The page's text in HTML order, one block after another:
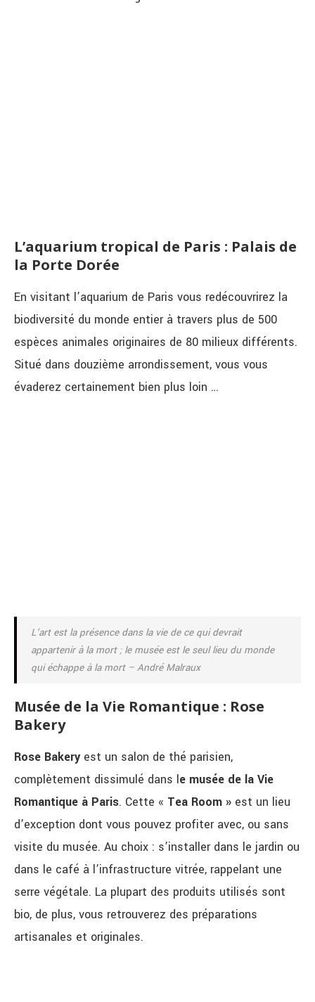
L’aquarium tropical de Paris : Palais de
la Porte Dorée
En visitant l’aquarium de Paris vous redécouvrirez la
biodiversité du monde entier à travers plus de 500
espèces animales originaires de 80 milieux différents.
Situé dans douzième arrondissement, vous vous
évaderez certainement bien plus loin …
L’art est la présence dans la vie de ce qui devrait
appartenir à la mort ; le musée est le seul lieu du monde
qui échappe à la mort – André Malraux
Musée de la Vie Romantique : Rose
Bakery
Rose Bakery est un salon de thé parisien,
complètement dissimulé dans le musée de la Vie
Romantique à Paris. Cette « Tea Room » est un lieu
d’exception dont vous pouvez profiter avec, ou sans
visite du musée. Au choix : s’installer dans le jardin ou
dans le café à l’infrastructure vitrée, rappelant une
serre végétale. La plupart des produits utilisés sont
bio, de plus, vous retrouverez des préparations
artisanales et originales.